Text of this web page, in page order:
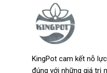
KingPot cam kết nỗ
đúng với những giá trị